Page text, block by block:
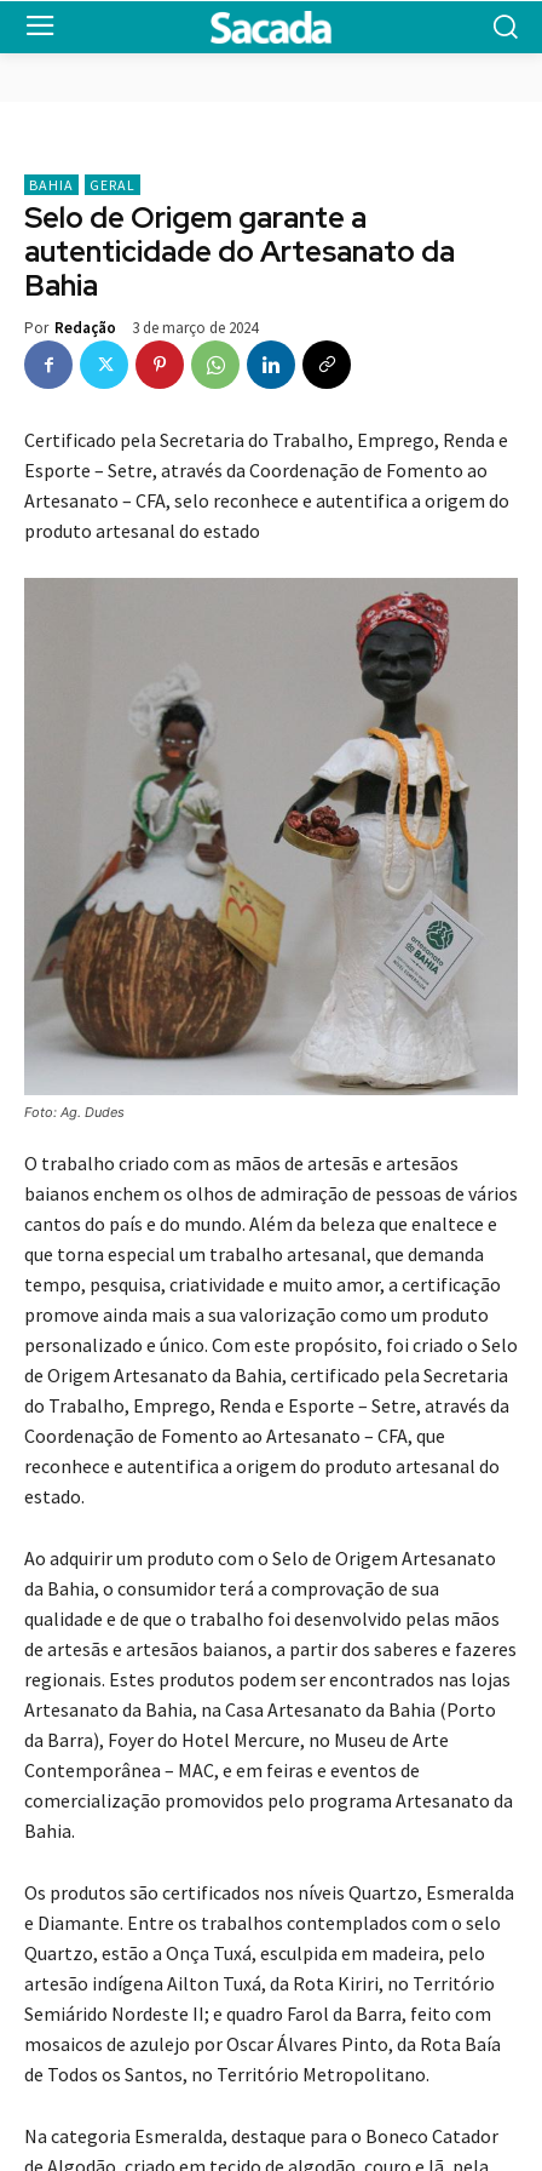
BAHIA GERAL
Selo de Origem garante a
autenticidade do Artesanato da
Bahia
Por Redação 3 de março de 2024
Certificado pela Secretaria do Trabalho, Emprego, Renda e
Esporte – Setre, através da Coordenação de Fomento ao
Artesanato – CFA, selo reconhece e autentifica a origem do
produto artesanal do estado
Foto: Ag. Dudes
O trabalho criado com as mãos de artesãs e artesãos
baianos enchem os olhos de admiração de pessoas de vários
cantos do país e do mundo. Além da beleza que enaltece e
que torna especial um trabalho artesanal, que demanda
tempo, pesquisa, criatividade e muito amor, a certificação
promove ainda mais a sua valorização como um produto
personalizado e único. Com este propósito, foi criado o Selo
de Origem Artesanato da Bahia, certificado pela Secretaria
do Trabalho, Emprego, Renda e Esporte – Setre, através da
Coordenação de Fomento ao Artesanato – CFA, que
reconhece e autentifica a origem do produto artesanal do
estado.
Ao adquirir um produto com o Selo de Origem Artesanato
da Bahia, o consumidor terá a comprovação de sua
qualidade e de que o trabalho foi desenvolvido pelas mãos
de artesãs e artesãos baianos, a partir dos saberes e fazeres
regionais. Estes produtos podem ser encontrados nas lojas
Artesanato da Bahia, na Casa Artesanato da Bahia (Porto
da Barra), Foyer do Hotel Mercure, no Museu de Arte
Contemporânea – MAC, e em feiras e eventos de
comercialização promovidos pelo programa Artesanato da
Bahia.
Os produtos são certificados nos níveis Quartzo, Esmeralda
e Diamante. Entre os trabalhos contemplados com o selo
Quartzo, estão a Onça Tuxá, esculpida em madeira, pelo
artesão indígena Ailton Tuxá, da Rota Kiriri, no Território
Semiárido Nordeste II; e quadro Farol da Barra, feito com
mosaicos de azulejo por Oscar Álvares Pinto, da Rota Baía
de Todos os Santos, no Território Metropolitano.
Na categoria Esmeralda, destaque para o Boneco Catador